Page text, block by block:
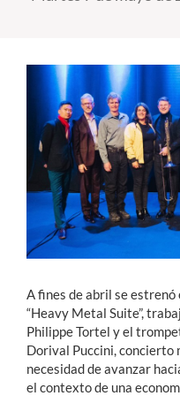
Pregrado
Postgrado
Formación Continua
Estudiantes
Académicos
Funcionarios
Alumni
English
A fines de abril se estrenó
“Heavy Metal Suite”,
Philippe Tortel y el
Dorival Puccini, concierto
necesidad de avanzar
el contexto de una